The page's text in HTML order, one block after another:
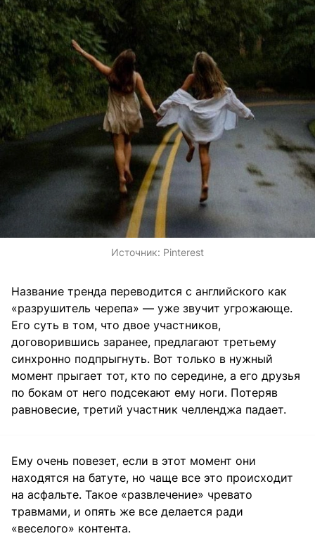
Источник: Pinterest
Название тренда переводится с английского как
«разрушитель черепа» — уже звучит угрожающе.
Его суть в том, что двое участников,
договорившись заранее, предлагают третьему
синхронно подпрыгнуть. Вот только в нужный
момент прыгает тот, кто по середине, а его друзья
по бокам от него подсекают ему ноги. Потеряв
равновесие, третий участник челленджа падает.
Ему очень повезет, если в этот момент они
находятся на батуте, но чаще все это происходит
на асфальте. Такое «развлечение» чревато
травмами, и опять же все делается ради
«веселого» контента.